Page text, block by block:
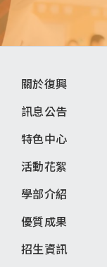
頁
尾
選
單
關於復興
訊息公告
特色中心
活動花絮
學部介紹
優質成果
招生資訊